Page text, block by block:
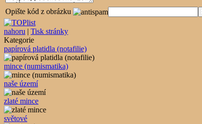
Opište kód z obrázku
nahoru | Tisk stránky
Kategorie
papírová platidla (notafilie)
mince (numismatika)
naše území
zlaté mince
světové